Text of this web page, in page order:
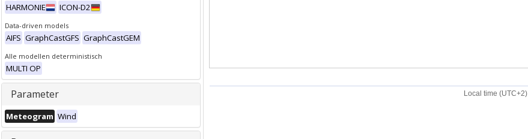
HARMONIE ICON-D2
Data-driven models
AIFS GraphCastGFS GraphCastGEM
Alle modellen deterministisch
MULTI OP
Parameter
Meteogram Wind
Local time (UTC+2)